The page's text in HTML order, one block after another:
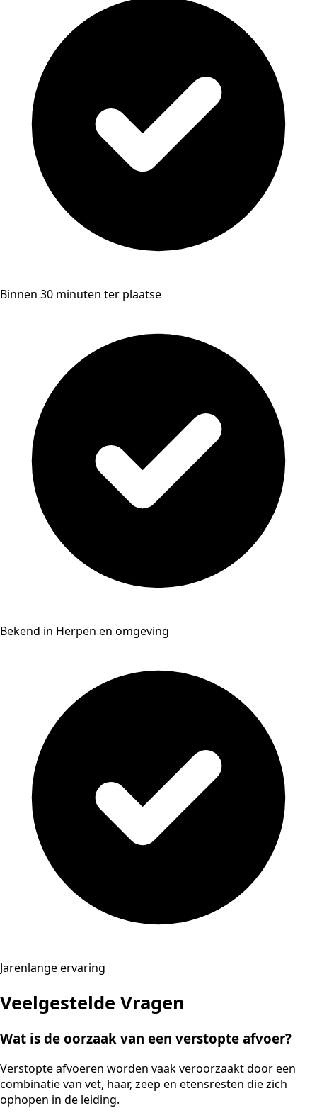
Binnen 30 minuten ter plaatse
Bekend in Herpen en omgeving
Jarenlange ervaring
Veelgestelde Vragen
Wat is de oorzaak van een verstopte afvoer?
Verstopte afvoeren worden vaak veroorzaakt door een
combinatie van vet, haar, zeep en etensresten die zich
ophopen in de leiding.